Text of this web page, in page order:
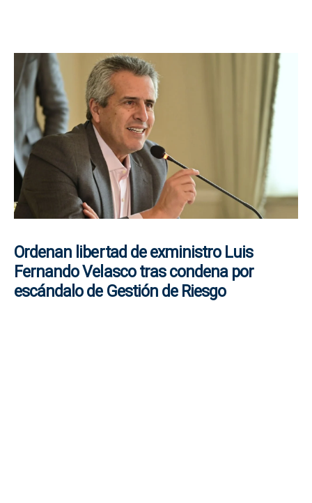
Ordenan libertad de exministro Luis
Fernando Velasco tras condena por
escándalo de Gestión de Riesgo